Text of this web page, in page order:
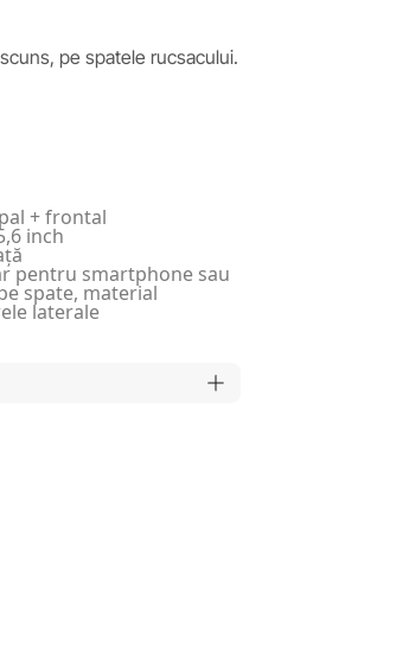
pe spatele rucsacului.
+ frontal
inch
pentru smartphone sau
spate, material
laterale